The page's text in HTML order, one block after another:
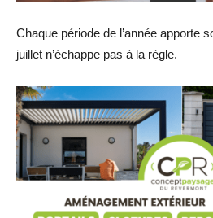
Chaque période de l’année apporte
juillet n’échappe pas à la règle.